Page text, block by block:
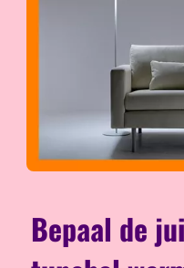
Bepaal de